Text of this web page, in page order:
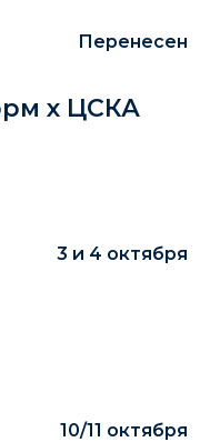
Перенесен
х ЦСКА
3 и 4 октября
10/11 октября